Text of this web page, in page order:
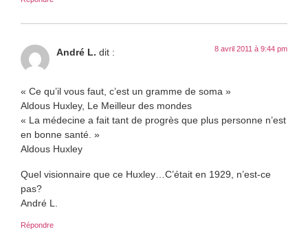
André L. dit : 8 avril 2011 à 9:44 pm
« Ce qu’il vous faut, c’est un gramme de soma »
Aldous Huxley, Le Meilleur des mondes
« La médecine a fait tant de progrès que plus personne n’est
en bonne santé. »
Aldous Huxley
Quel visionnaire que ce Huxley…C’était en 1929, n’est-ce
pas?
André L.
Répondre